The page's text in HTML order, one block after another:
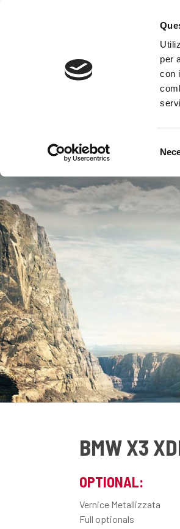
per
con
del
BMW X3
OPTIONAL:
Vernice Metallizzata
Full optionals